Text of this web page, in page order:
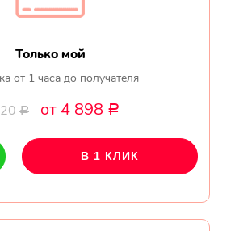
Только мой
от 1 часа до получателя
Р от 4 898 Р
В 1 КЛИК